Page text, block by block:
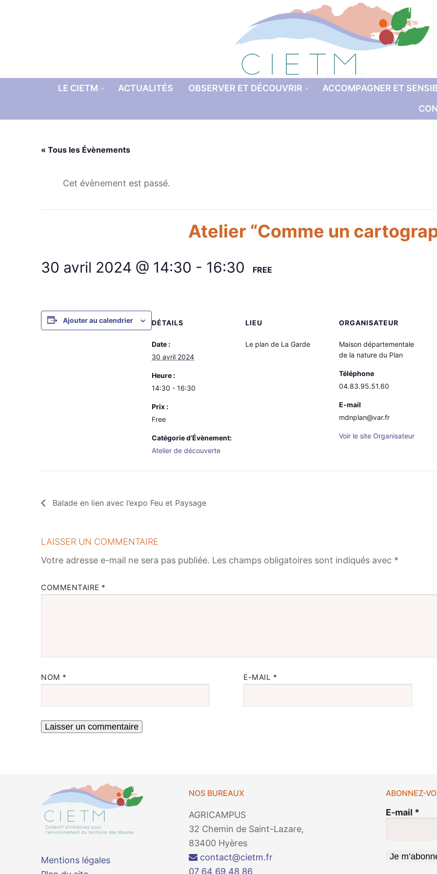
LE CIETM ACTUALITÉS OBSERVER ET DÉCOUVRIR
ACCOMPAGNER ET
« Tous les Évènements
Cet évènement est passé.
Atelier “Comme un
30 avril 2024 @ 14:30 - 16:30 FREE
Ajouter au calendrier DÉTAILS
Date :
30 avril 2024
Heure :
14:30 - 16:30
Prix :
Free
Catégorie d’Évènement:
Atelier de découverte
LIEU
Le plan de La Garde
ORGANISATEUR
Maison départementale
de la nature du Plan
Téléphone
04.83.95.51.60
E-mail
mdnplan@var.fr
Voir le site Organisateur
Balade en lien avec l’expo Feu et Paysage
LAISSER UN COMMENTAIRE
Votre adresse e-mail ne sera pas publiée. Les champs obligatoires sont indiqués avec *
COMMENTAIRE *
NOM * E-MAIL *
Mentions légales
NOS BUREAUX
AGRICAMPUS
32 Chemin de Saint-Lazare,
83400 Hyères
contact@cietm.fr
07 64 69 48 86
ABONNEZ-
E-mail *